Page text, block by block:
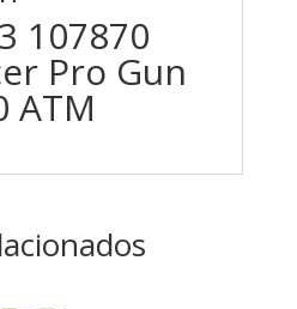
107870
Pro Gun
ATM